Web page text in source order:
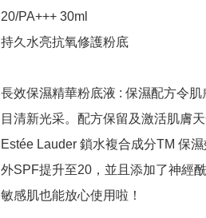
20/PA+++ 30ml
持久水亮抗氧修護粉底
長效保濕精華粉底液 : 保濕配方令
目清新光采。配方保留及激活肌膚
Estée Lauder 鎖水複合成分TM 保
外SPF提升至20，並且添加了神經
敏感肌也能放心使用啦！